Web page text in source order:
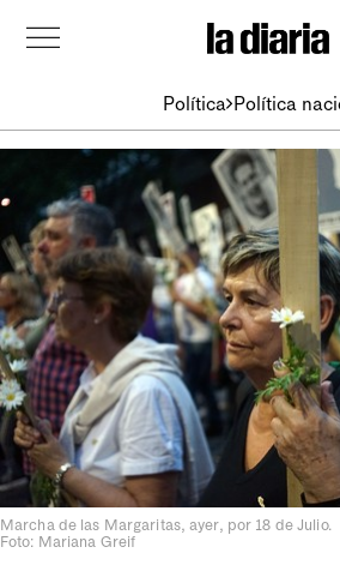
Política Política
Marcha de las Margaritas, ayer, por 18 de Julio.
Foto: Mariana Greif